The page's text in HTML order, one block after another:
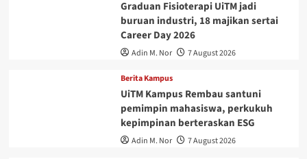
Graduan Fisioterapi UiTM jadi
buruan industri, 18 majikan sertai
Career Day 2026
Adin M. Nor 7 August 2026
Berita Kampus
UiTM Kampus Rembau santuni
pemimpin mahasiswa, perkukuh
kepimpinan berteraskan ESG
Adin M. Nor 7 August 2026